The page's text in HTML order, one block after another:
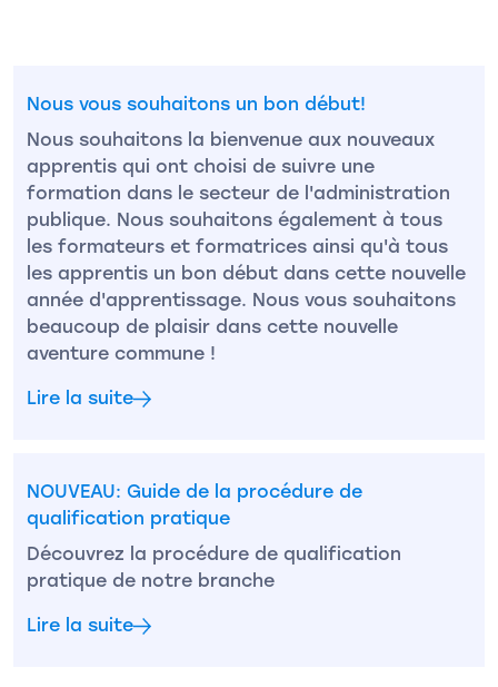
Nous vous souhaitons un bon début!
Nous souhaitons la bienvenue aux nouveaux
apprentis qui ont choisi de suivre une
formation dans le secteur de l'administration
publique. Nous souhaitons également à tous
les formateurs et formatrices ainsi qu'à tous
les apprentis un bon début dans cette nouvelle
année d'apprentissage. Nous vous souhaitons
beaucoup de plaisir dans cette nouvelle
aventure commune !
Lire la suite
NOUVEAU: Guide de la procédure de
qualification pratique
Découvrez la procédure de qualification
pratique de notre branche
Lire la suite